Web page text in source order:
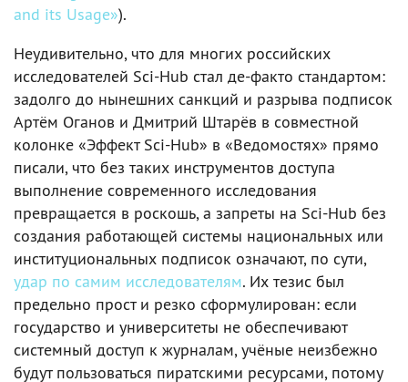
and its Usage»).
Неудивительно, что для многих российских
исследователей Sci‑Hub стал де‑факто стандартом:
задолго до нынешних санкций и разрыва подписок
Артём Оганов и Дмитрий Штарёв в совместной
колонке «Эффект Sci‑Hub» в «Ведомостях» прямо
писали, что без таких инструментов доступа
выполнение современного исследования
превращается в роскошь, а запреты на Sci‑Hub без
создания работающей системы национальных или
институциональных подписок означают, по сути,
удар по самим исследователям. Их тезис был
предельно прост и резко сформулирован: если
государство и университеты не обеспечивают
системный доступ к журналам, учёные неизбежно
будут пользоваться пиратскими ресурсами, потому